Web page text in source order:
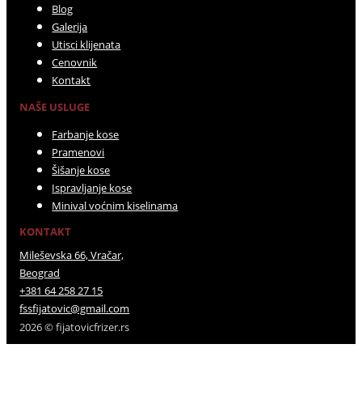
Blog
Galerija
Utisci klijenata
Cenovnik
Kontakt
NAŠE USLUGE
Farbanje kose
Pramenovi
Šišanje kose
Ispravljanje kose
Minival voćnim kiselinama
KONTAKT
Mileševska 66, Vračar,
Beograd
+381 64 258 27 15
fssfijatovic@gmail.com
2026 © fijatovicfrizer.rs